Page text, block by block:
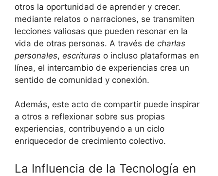
otros la oportunidad de aprender y crecer.
mediante relatos o narraciones, se transmiten
lecciones valiosas que pueden resonar en la
vida de otras personas. A través de charlas
personales, escrituras o incluso plataformas en
línea, el intercambio de experiencias crea un
sentido de comunidad y conexión.
Además, este acto de compartir puede inspirar
a otros a reflexionar sobre sus propias
experiencias, contribuyendo a un ciclo
enriquecedor de crecimiento colectivo.
La Influencia de la Tecnología en